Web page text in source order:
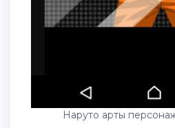
Наруто арты